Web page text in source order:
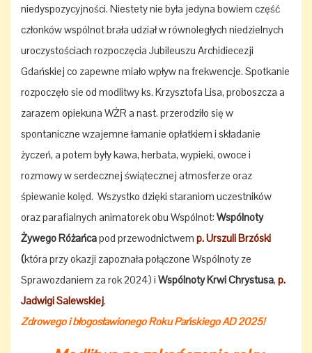
niedyspozycyjności. Niestety nie była jedyna bowiem część
członków wspólnot brała udział w równoległych niedzielnych
uroczystościach rozpoczęcia Jubileuszu Archidiecezji
Gdańskiej co zapewne miało wpływ na frekwencje. Spotkanie
rozpoczęło sie od modlitwy ks. Krzysztofa Lisa, proboszcza a
zarazem opiekuna WŻR a nast. przerodziło się w
spontaniczne wzajemne łamanie opłatkiem i składanie
życzeń, a potem były kawa, herbata, wypieki, owoce i
rozmowy w serdecznej świątecznej atmosferze oraz
śpiewanie kolęd. Wszystko dzięki staraniom uczestników
oraz parafialnych animatorek obu Wspólnot: Wspólnoty
Żywego Różańcapod przewodnictwem p. Urszuli Brzóski
(która przy okazji zapoznała połączone Wspólnoty ze
Sprawozdaniem za rok 2024) i Wspólnoty Krwi Chrystusa, p.
Jadwigi Salewskiej.
Zdrowego i błogosławionego Roku Pańskiego AD 2025!